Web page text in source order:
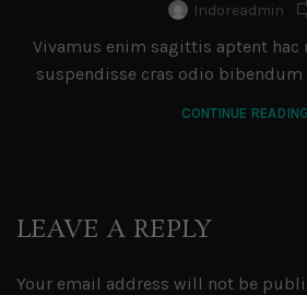
Indoreadmin
Vivamus enim sagittis aptent
suspendisse cras odio bibendum
CONTINUE READING
LEAVE A REPLY
Your email address will not be